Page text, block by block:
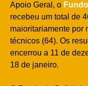
Apoio Geral, o
recebeu um total de
maioritariamente por
técnicos (64). Os
encerrou a 11 de
18 de janeiro.